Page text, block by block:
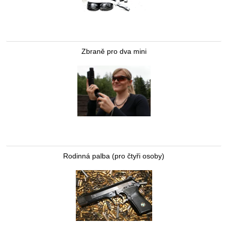
Zbraně pro dva mini
Rodinná palba (pro čtyři osoby)